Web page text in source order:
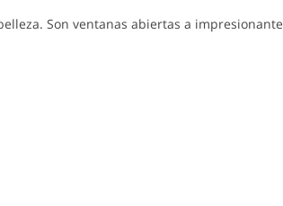
Son ventanas abiertas a